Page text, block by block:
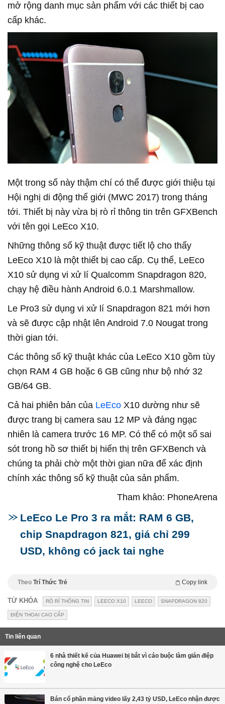
mở rộng danh mục sản phẩm với các thiết bị cao
cấp khác.
Một trong số này thậm chí có thể được giới thiệu tại
Hội nghị di động thế giới (MWC 2017) trong tháng
tới. Thiết bị này vừa bị rò rỉ thông tin trên GFXBench
với tên gọi LeEco X10.
Những thông số kỹ thuật được tiết lộ cho thấy
LeEco X10 là một thiết bị cao cấp. Cụ thể, LeEco
X10 sử dụng vi xử lí Qualcomm Snapdragon 820,
chạy hệ điều hành Android 6.0.1 Marshmallow.
Le Pro3 sử dụng vi xử lí Snapdragon 821 mới hơn
và sẽ được cập nhật lên Android 7.0 Nougat trong
thời gian tới.
Các thông số kỹ thuật khác của LeEco X10 gồm tùy
chọn RAM 4 GB hoặc 6 GB cũng như bộ nhớ 32
GB/64 GB.
Cả hai phiên bản của LeEco X10 dường như sẽ
được trang bị camera sau 12 MP và đáng ngạc
nhiên là camera trước 16 MP. Có thể có một số sai
sót trong hồ sơ thiết bị hiển thị trên GFXBench và
chúng ta phải chờ một thời gian nữa để xác định
chính xác thông số kỹ thuật của sản phẩm.
Tham khảo: PhoneArena
LeEco Le Pro 3 ra mắt: RAM 6 GB,
chip Snapdragon 821, giá chỉ 299
USD, không có jack tai nghe
Theo Trí Thức Trẻ Copy link
TỪ KHÓA RÒ RỈ THÔNG TIN LEECO X10 LEECO SNAPDRAGON 820
ĐIỆN THOẠI CAO CẤP
Tin liên quan
6 nhà thiết kế của Huawei bị bắt vì cáo buộc làm gián điệp
công nghệ cho LeEco
Bán cổ phần mảng video lấy 2,43 tỷ USD, LeEco nhận được